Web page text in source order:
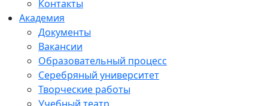
Контакты
Академия
Документы
Вакансии
Образовательный процесс
Серебряный университет
Творческие работы
Учебный театр